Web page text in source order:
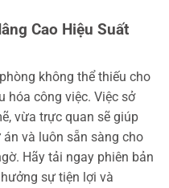
Cao Hiệu Suất
không thể thiếu cho
hóa công việc. Việc sở
vừa trực quan sẽ giúp
và luôn sẵn sàng cho
Hãy tải ngay phiên bản
sự tiện lợi và